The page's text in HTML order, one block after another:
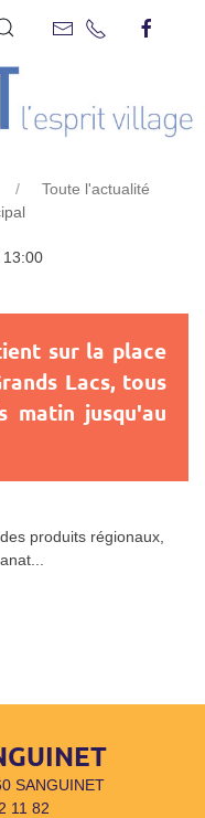
Toute l'actualité
13:00
sur la place
Lacs, tous
matin jusqu'au
produits régionaux,
SANGUINET
11 82